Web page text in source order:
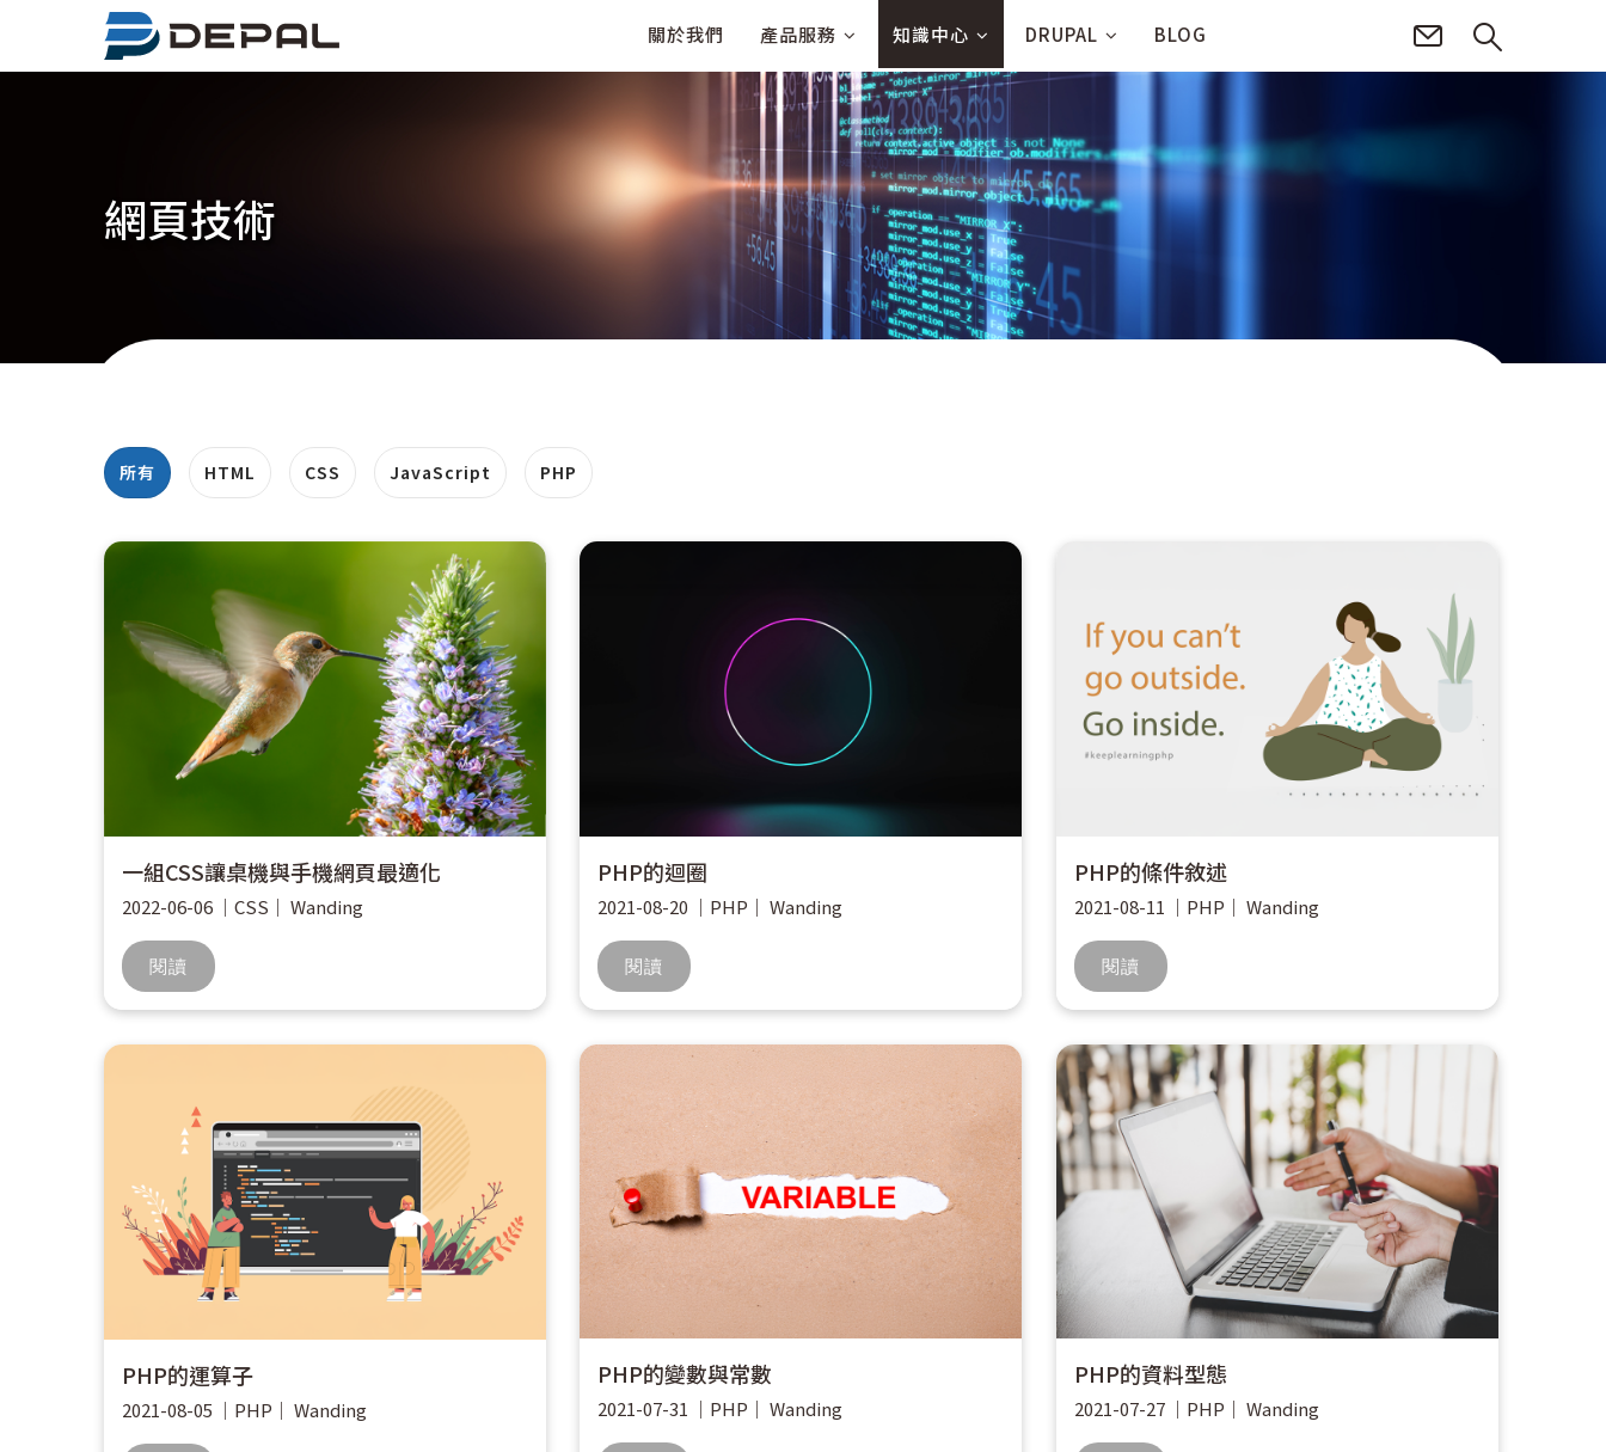
MAIN
NAVIGATION
關於我們 產品服務 知識中心 DRUPAL BLOG
網頁技術
所有 HTML CSS JavaScript PHP
一組CSS讓桌機與手機網頁最適化
2022-06-06 ｜ CSS ｜ Wanding
閱讀
PHP的迴圈
2021-08-20 ｜ PHP ｜ Wanding
閱讀
PHP的條件敘述
2021-08-11 ｜ PHP ｜ Wanding
閱讀
PHP的運算子
2021-08-05 ｜ PHP ｜ Wanding
PHP的變數與常數
2021-07-31 ｜ PHP ｜ Wanding
PHP的資料型態
2021-07-27 ｜ PHP ｜ Wanding